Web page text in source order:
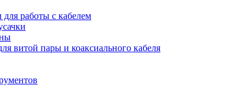
работы с кабелем
витой пары и коаксиального кабеля